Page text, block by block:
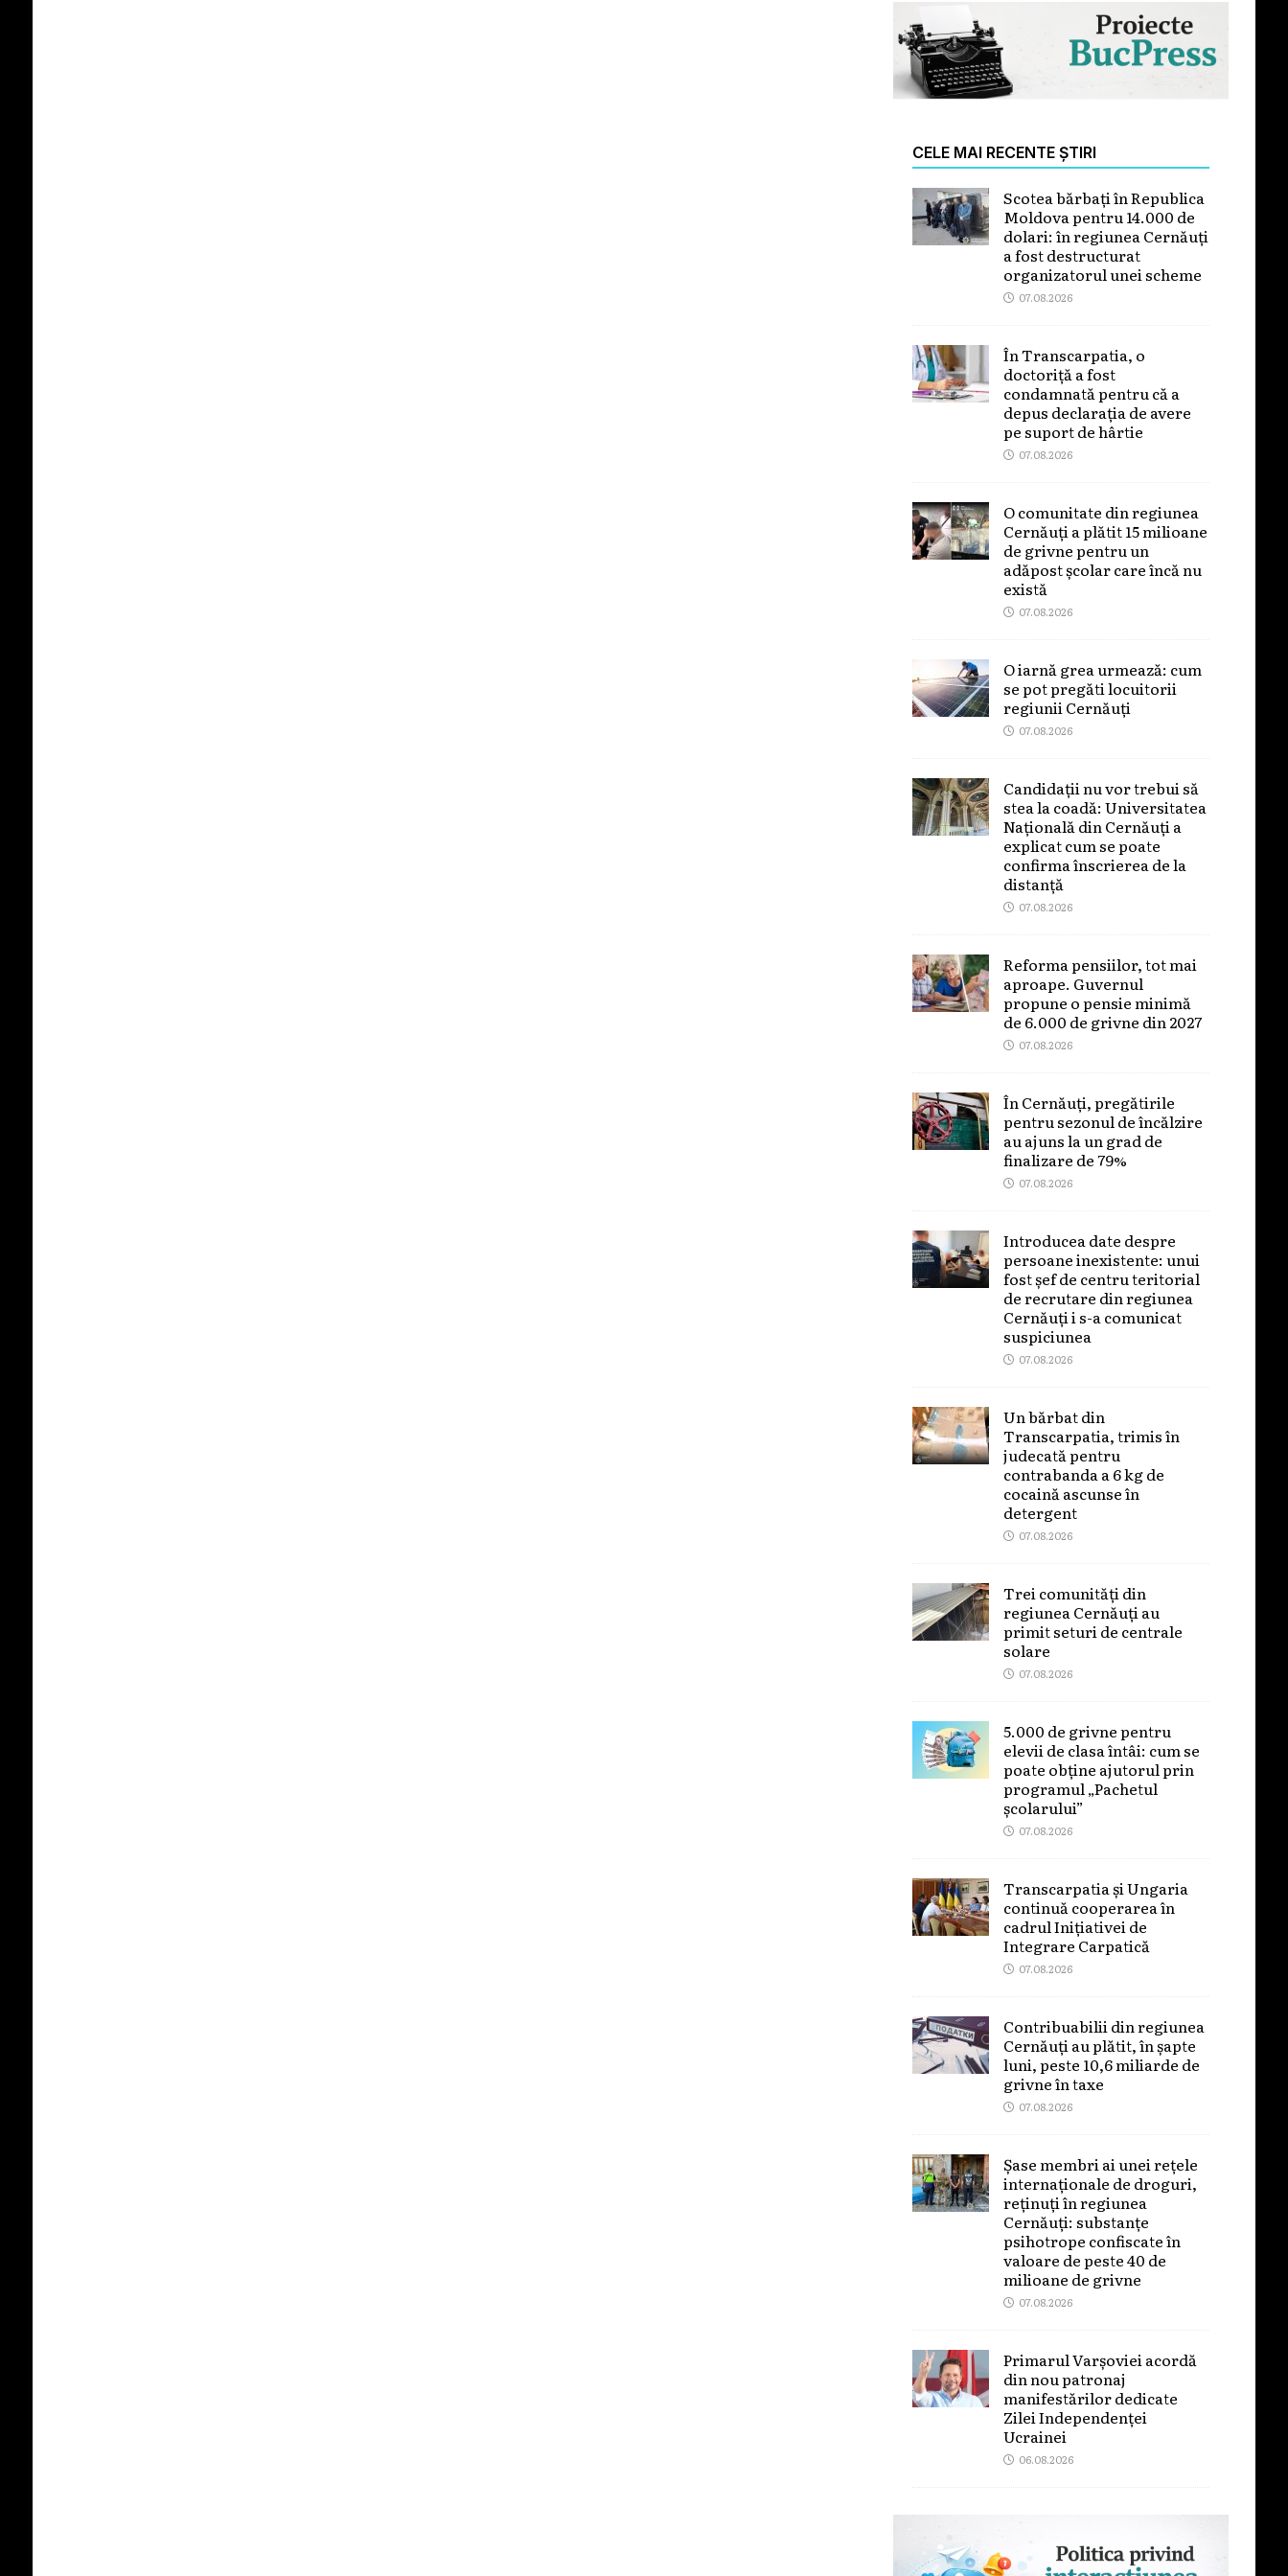
CELE MAI RECENTE ȘTIRI
Scotea bărbați în Republica
Moldova pentru 14.000 de
dolari: în regiunea Cernăuți
a fost destructurat
organizatorul unei scheme
07.08.2026
În Transcarpatia, o
doctoriță a fost
condamnată pentru că a
depus declarația de avere
pe suport de hârtie
07.08.2026
O comunitate din regiunea
Cernăuți a plătit 15 milioane
de grivne pentru un
adăpost școlar care încă nu
există
07.08.2026
O iarnă grea urmează: cum
se pot pregăti locuitorii
regiunii Cernăuți
07.08.2026
Candidații nu vor trebui să
stea la coadă: Universitatea
Națională din Cernăuți a
explicat cum se poate
confirma înscrierea de la
distanță
07.08.2026
Reforma pensiilor, tot mai
aproape. Guvernul
propune o pensie minimă
de 6.000 de grivne din 2027
07.08.2026
În Cernăuți, pregătirile
pentru sezonul de încălzire
au ajuns la un grad de
finalizare de 79%
07.08.2026
Introducea date despre
persoane inexistente: unui
fost șef de centru teritorial
de recrutare din regiunea
Cernăuți i s-a comunicat
suspiciunea
07.08.2026
Un bărbat din
Transcarpatia, trimis în
judecată pentru
contrabanda a 6 kg de
cocaină ascunse în
detergent
07.08.2026
Trei comunități din
regiunea Cernăuți au
primit seturi de centrale
solare
07.08.2026
5.000 de grivne pentru
elevii de clasa întâi: cum se
poate obține ajutorul prin
programul „Pachetul
școlarului”
07.08.2026
Transcarpatia și Ungaria
continuă cooperarea în
cadrul Inițiativei de
Integrare Carpatică
07.08.2026
Contribuabilii din regiunea
Cernăuți au plătit, în șapte
luni, peste 10,6 miliarde de
grivne în taxe
07.08.2026
Șase membri ai unei rețele
internaționale de droguri,
reținuți în regiunea
Cernăuți: substanțe
psihotrope confiscate în
valoare de peste 40 de
milioane de grivne
07.08.2026
Primarul Varșoviei acordă
din nou patronaj
manifestărilor dedicate
Zilei Independenței
Ucrainei
06.08.2026